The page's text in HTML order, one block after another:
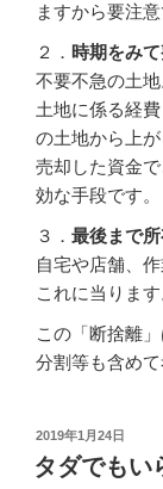
ますから要注意
２． 時期をみ
不要不急の土地
土地に係る経
の土地から上
売却した資金
効な手段です。
３． 最後まで
自宅や店舗、
これに当ります
この「断捨離
分割等も含め
2019年1月24日
タダでもい